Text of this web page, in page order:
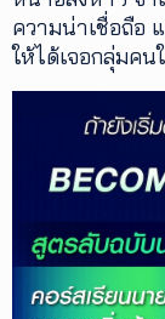
ความน่าเชื่อถือ
ให้ได้เจอกลุ่มค